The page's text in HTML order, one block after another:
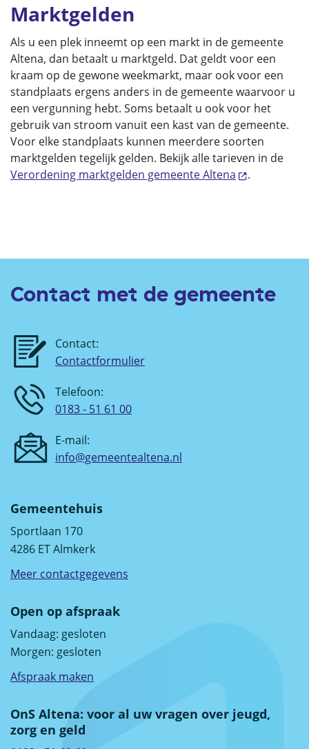
Marktgelden
Als u een plek inneemt op een markt in de gemeente
Altena, dan betaalt u marktgeld. Dat geldt voor een
kraam op de gewone weekmarkt, maar ook voor een
standplaats ergens anders in de gemeente waarvoor u
een vergunning hebt. Soms betaalt u ook voor het
gebruik van stroom vanuit een kast van de gemeente.
Voor elke standplaats kunnen meerdere soorten
marktgelden tegelijk gelden. Bekijk alle tarieven in de
Verordening marktgelden gemeente Altena
.
Contact met de gemeente
Contact:
Contactformulier
Telefoon:
0183 - 51 61 00
E-mail:
info@gemeentealtena.nl
Gemeentehuis
Sportlaan 170
4286 ET Almkerk
Meer contactgegevens
Open op afspraak
Vandaag: gesloten
Morgen: gesloten
Afspraak maken
OnS Altena: voor al uw vragen over jeugd,
zorg en geld